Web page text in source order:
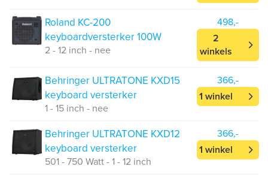
Roland KC-200
keyboardversterker 100W
2 - 12 inch - nee
498,-
2
winkels
Behringer ULTRATONE KXD15
keyboard versterker
1 - 15 inch - nee
366,-
1 winkel
Behringer ULTRATONE KXD12
keyboard versterker
501 - 750 Watt - 1 - 12 inch
366,-
1 winkel